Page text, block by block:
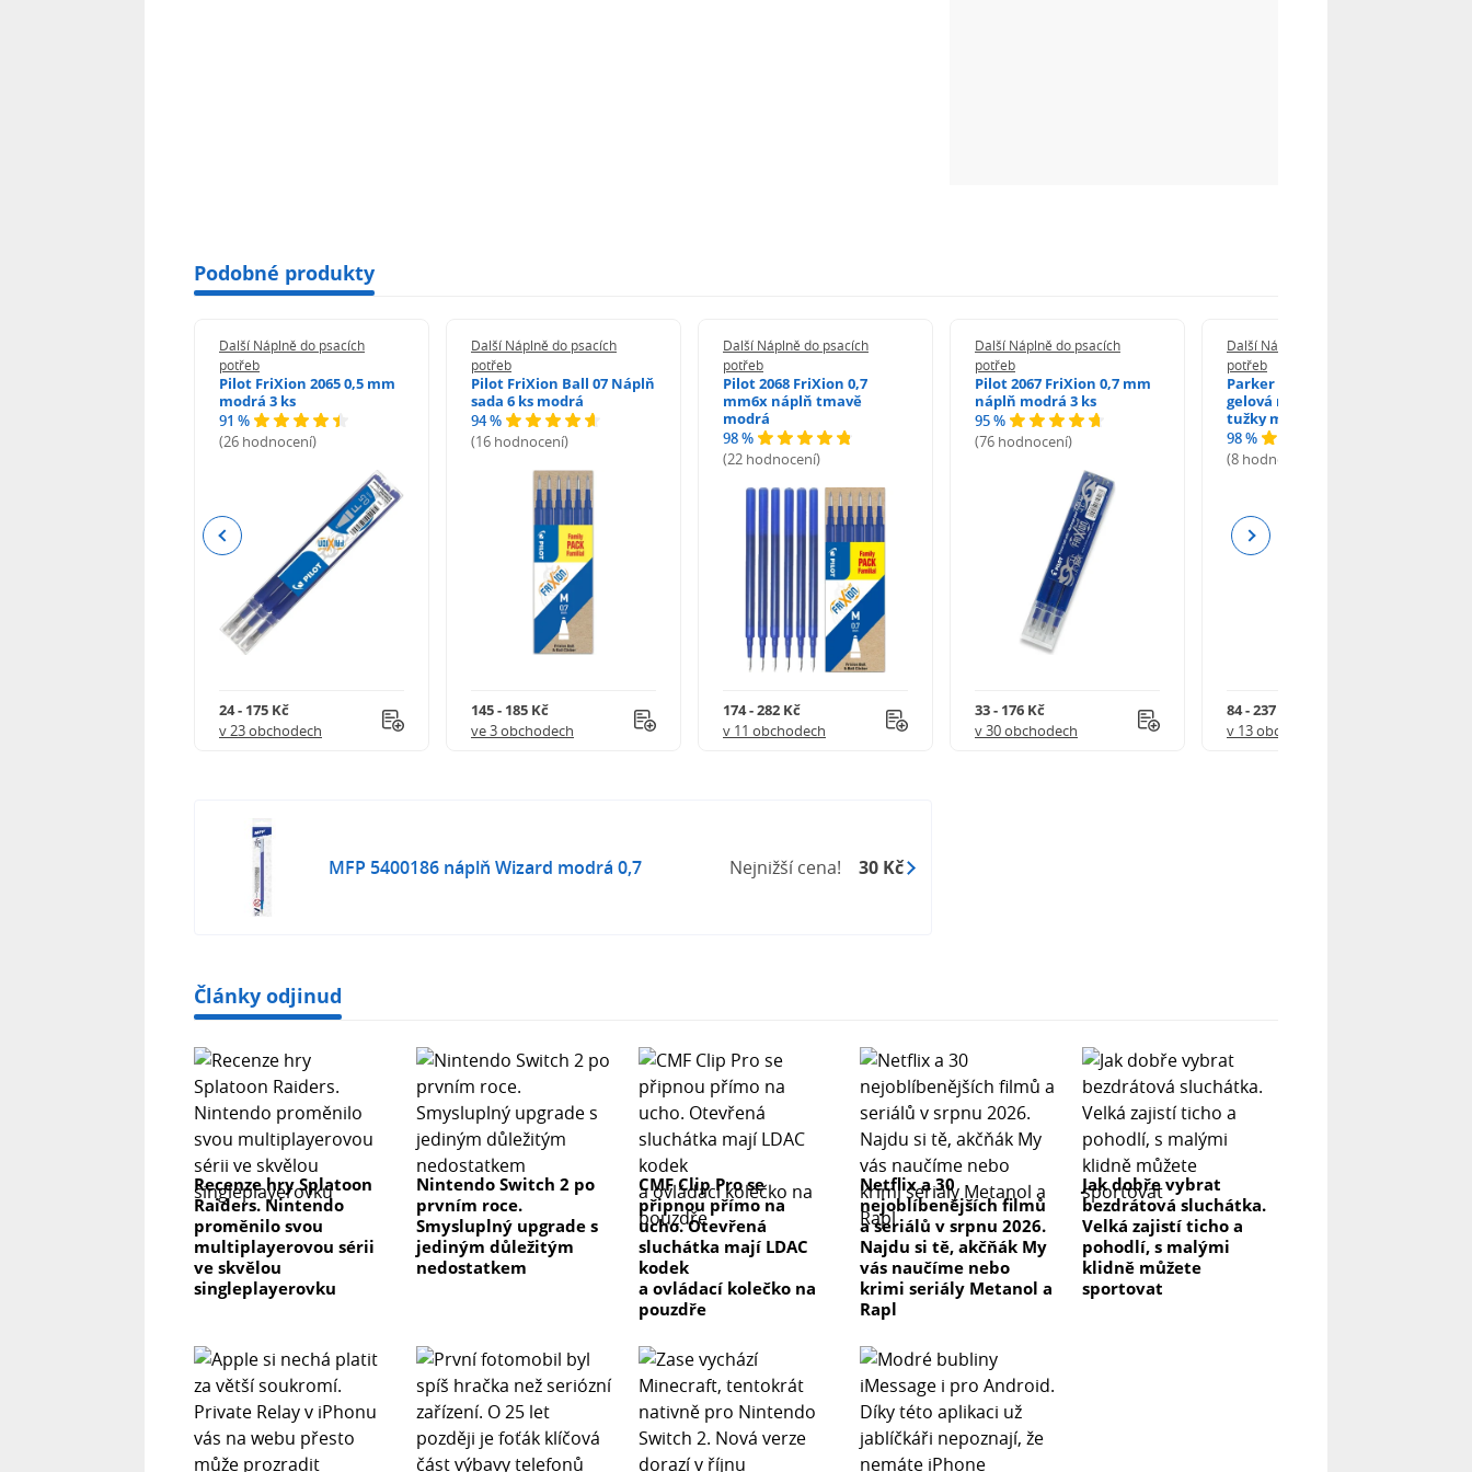
Podobné produkty
Další Náplně do psacích
potřeb
Pilot FriXion 2065 0,5 mm
modrá 3 ks
91 %
(26 hodnocení)
24 - 175 Kč
v 23 obchodech
Další Náplně do psacích
potřeb
Pilot FriXion Ball 07 Náplň
sada 6 ks modrá
94 %
(16 hodnocení)
145 - 185 Kč
ve 3 obchodech
Další Náplně do psacích
potřeb
Pilot 2068 FriXion 0,7
mm6x náplň tmavě
modrá
98 %
(22 hodnocení)
174 - 282 Kč
v 11 obchodech
Další Náplně do psacích
potřeb
Pilot 2067 FriXion 0,7 mm
náplň modrá 3 ks
95 %
(76 hodnocení)
33 - 176 Kč
v 30 obchodech
Další Náplně do psacích
potřeb
Parker 1502/0250346
gelová náplň do kuličkové
tužky modrá
98 %
(8 hodnocení)
84 - 237 Kč
v 13 obchodech
Previous Next
MFP 5400186 náplň Wizard modrá 0,7 Nejnižší cena! 30 Kč
Články odjinud
Recenze hry Splatoon
Raiders. Nintendo
proměnilo svou
multiplayerovou sérii
ve skvělou
singleplayerovku
Nintendo Switch 2 po
prvním roce.
Smysluplný upgrade s
jediným důležitým
nedostatkem
CMF Clip Pro se
připnou přímo na
ucho. Otevřená
sluchátka mají LDAC
kodek
a ovládací kolečko na
pouzdře
Netflix a 30
nejoblíbenějších filmů
a seriálů v srpnu 2026.
Najdu si tě, akčňák My
vás naučíme nebo
krimi seriály Metanol a
Rapl
Jak dobře vybrat
bezdrátová sluchátka.
Velká zajistí ticho a
pohodlí, s malými
klidně můžete
sportovat